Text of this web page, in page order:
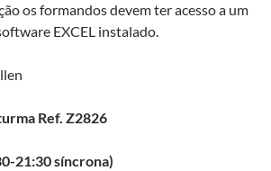
os formandos devem ter acesso a um
EXCEL instalado.
urma Ref. Z2826
21:30 síncrona)